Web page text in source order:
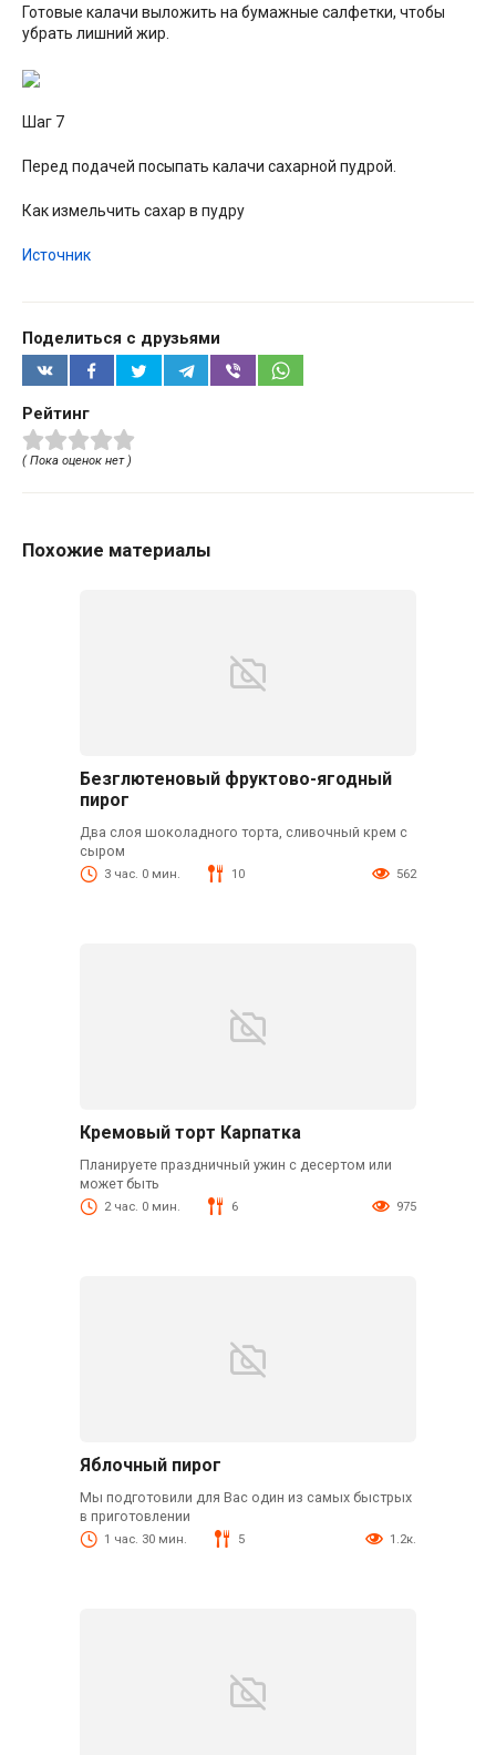
Готовые калачи выложить на бумажные салфетки, чтобы
убрать лишний жир.
Шаг 7
Перед подачей посыпать калачи сахарной пудрой.
Как измельчить сахар в пудру
Источник
Поделиться с друзьями
Рейтинг
( Пока оценок нет )
Похожие материалы
Безглютеновый фруктово-ягодный
пирог
Два слоя шоколадного торта, сливочный крем с
сыром
3 час. 0 мин. 10 562
Кремовый торт Карпатка
Планируете праздничный ужин с десертом или
может быть
2 час. 0 мин. 6 975
Яблочный пирог
Мы подготовили для Вас один из самых быстрых
в приготовлении
1 час. 30 мин. 5 1.2к.